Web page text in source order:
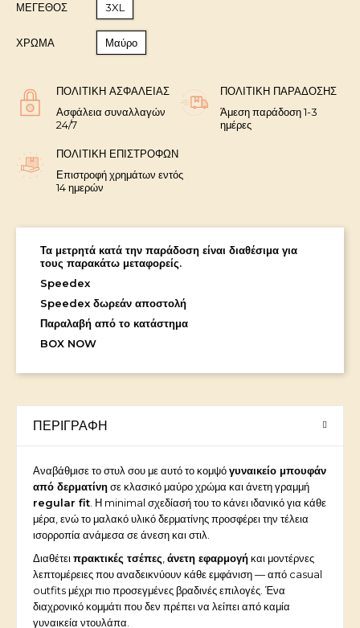
ΜΈΓΕΘΟΣ 3XL
ΧΡΩΜΑ Μαύρο
ΠΟΛΙΤΙΚΉ ΑΣΦΑΛΕΊΑΣ
Ασφάλεια συναλλαγών
24/7
ΠΟΛΙΤΙΚΉ ΠΑΡΆΔΟΣΗΣ
Άμεση παράδοση 1-3
ημέρες
ΠΟΛΙΤΙΚΉ ΕΠΙΣΤΡΟΦΏΝ
Επιστροφή χρημάτων εντός
14 ημερών
Τα μετρητά κατά την παράδοση είναι διαθέσιμα για
τους παρακάτω μεταφορείς.
Speedex
Speedex δωρεάν αποστολή
Παραλαβή από το κατάστημα
BOX NOW
ΠΕΡΙΓΡΑΦΉ
Αναβάθμισε το στυλ σου με αυτό το κομψόγυναικείο μπουφάν
από δερματίνησε κλασικό μαύρο χρώμα και άνετη γραμμή
regular fit. Η minimal σχεδίασή του το κάνει ιδανικό για κάθε
μέρα, ενώ το μαλακό υλικό δερματίνης προσφέρει την τέλεια
ισορροπία ανάμεσα σε άνεση και στιλ.
Διαθέτειπρακτικές τσέπες,άνετη εφαρμογήκαι μοντέρνες
λεπτομέρειες που αναδεικνύουν κάθε εμφάνιση — από casual
outfits μέχρι πιο προσεγμένες βραδινές επιλογές. Ένα
διαχρονικό κομμάτι που δεν πρέπει να λείπει από καμία
γυναικεία ντουλάπα.